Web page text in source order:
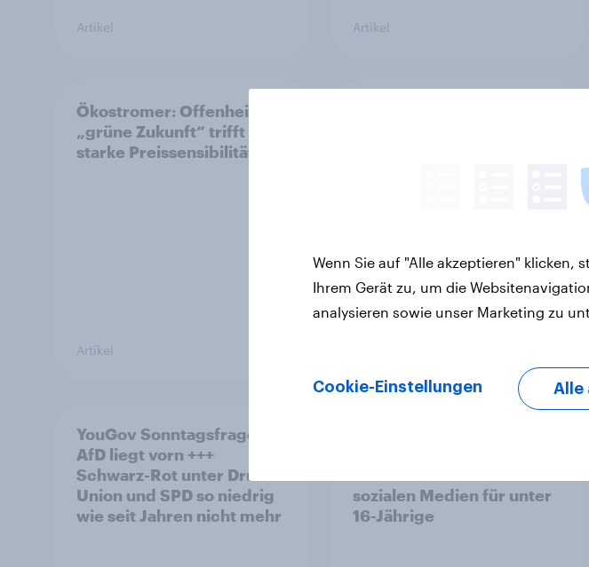
Artikel Artikel
Ökostromer: Offenheit für
„grüne Zukunft“ trifft auf
starke Preissensibilität
Artikel
YouGov Sonntagsfrage:
AfD liegt vorn +++
Schwarz-Rot unter Druck:
Union und SPD so niedrig
wie seit Jahren nicht mehr
sozialen Medien für unter
16-Jährige
Wenn Sie auf "Alle akzeptieren" klicken,
Ihrem Gerät zu, um die
analysieren sowie unser Marketing zu
Cookie-Einstellungen Alle